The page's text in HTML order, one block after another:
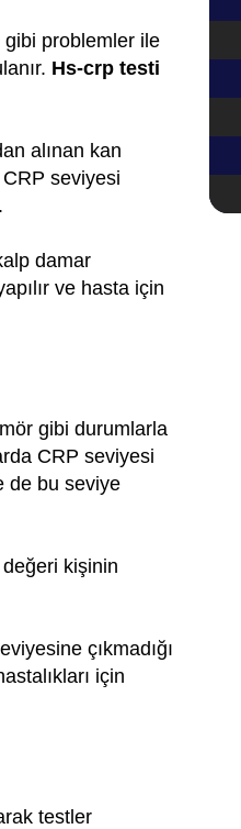
gibi problemler ile
Hs-crp testi
alınan kan
seviyesi
damar
ve hasta için
gibi durumlarla
CRP seviyesi
de bu seviye
kişinin
çıkmadığı
için
testler